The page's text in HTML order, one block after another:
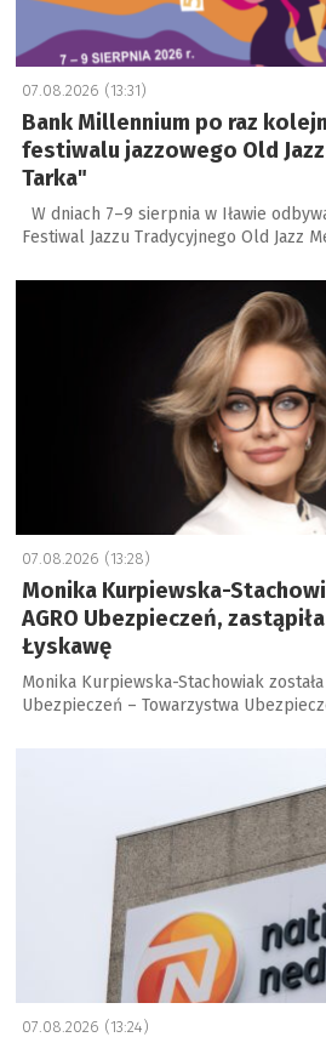
07.08.2026 (13:31)
Bank Millennium po raz
festiwalu jazzowego Old
Tarka"
W dniach 7–9 sierpnia w Iławie
Festiwal Jazzu Tradycyjnego Old Jazz
a
07.08.2026 (13:28)
Monika Kurpiewska-
AGRO Ubezpieczeń,
Łyskawę
Monika Kurpiewska-Stachowiak
Ubezpieczeń – Towarzystwa
07.08.2026 (13:24)